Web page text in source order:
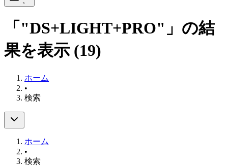
「"DS+LIGHT+PRO"」の結
果を表示 (19)
ホーム
•
検索
ホーム
•
検索